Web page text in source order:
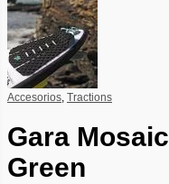
Accesorios, Tractions
Gara
Green